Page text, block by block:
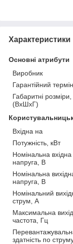
Характеристики
Основні атрибути
Виробник
Гарантійний
Габаритні
(ВхШхГ)
Вхідна на
Потужність, кВт
Номінальна вхідна
напруга, В
Номінальна
напруга, В
Номінальний
струм, А
Максимальна
частота, Гц
здатність по